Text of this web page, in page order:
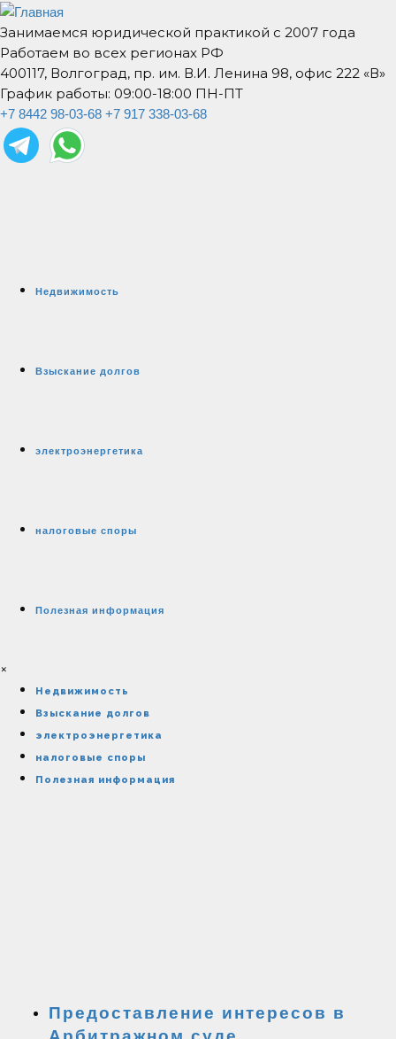
Занимаемся юридической практикой с 2007 года
Работаем во всех регионах РФ
400117, Волгоград, пр. им. В.И. Ленина 98, офис 222 «В»
График работы: 09:00-18:00 ПН-ПТ
+7 8442 98-03-68 +7 917 338-03-68
Недвижимость
Взыскание долгов
электроэнергетика
налоговые споры
Полезная информация
×
Недвижимость
Взыскание долгов
электроэнергетика
налоговые споры
Полезная информация
Предоставление интересов в